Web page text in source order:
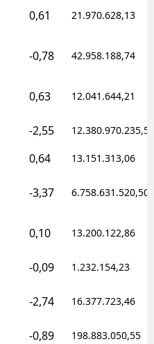
0,61 21.970.628,13
-0,78 42.958.188,74
0,63 12.041.644,21
-2,55 12.380.970.235,50
0,64 13.151.313,06
-3,37 6.758.631.520,50
0,10 13.200.122,86
-0,09 1.232.154,23
-2,74 16.377.723,46
-0,89 198.883.050,55